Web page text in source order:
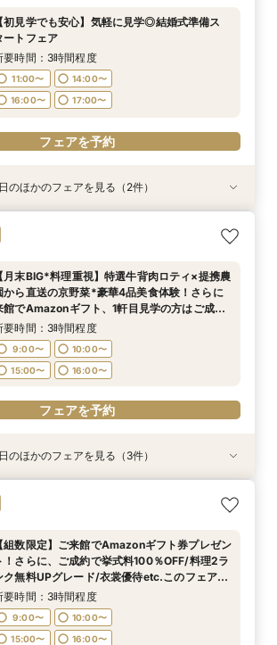
11:00〜
16:00〜
17:00〜
フェアを予約
所要時間：3時間程度
16:00〜
17:00〜
フェアを予約
【初見学でも安心】気軽に見学◎結婚式準備ス
ートフェア
要時間：3時間程度
11:00〜
14:00〜
16:00〜
17:00〜
フェアを予約
組数限定】ご来館でAmazonギフト券プレゼン
！さらに、ご成約で挙式料100％OFF/料理2ラ
定の特典付リニューアル記念フェア◎
所要時間：3時間程度
11:00〜
14:00〜
16:00〜
17:00〜
フェアを予約
少人数*おもてなし重視の方*必見】八坂の塔に
う挙式×実際のご婚礼料理ハーフコース試食で
所要時間：3時間程度
11:00〜
14:00〜
16:00〜
17:00〜
フェアを予約
のほかのフェアを見る（2件）
【月末BIG*料理重視】特選牛背肉ロティ×提携農
から直送の京野菜*豪華4品美食体験！さらに
館でAmazonギフト、1軒目見学の方はご成約
挙式料無料＆料理2ランクUP特典付◎
要時間：3時間程度
9:00〜
10:00〜
15:00〜
16:00〜
フェアを予約
初見学でも安心】気軽に見学OK！八坂の塔を
の前に仰ぐチャペルへの入場体験付*ハープや
広がる相談会。初めての見学にオススメ*結婚式
備スタートフェア◎
所要時間：3時間程度
9:00〜
10:00〜
15:00〜
16:00〜
フェアを予約
文化財を貸切】京都東山に佇む「旧三井邸」全
見学×「特選牛」や「八芳園伝統料理・祝い鯛
所要時間：3時間程度
9:00〜
10:00〜
15:00〜
16:00〜
フェアを予約
少人数*おもてなし重視の方*必見】八坂の塔に
う挙式×実際のご婚礼料理ハーフコース試食で
所要時間：3時間程度
9:00〜
10:00〜
15:00〜
16:00〜
フェアを予約
のほかのフェアを見る（3件）
【組数限定】ご来館でAmazonギフト券プレゼン
！さらに、ご成約で挙式料100％OFF/料理2ラ
ク無料UPグレード/衣裳優待etc.このフェア限
の特典付リニューアル記念フェア◎
要時間：3時間程度
9:00〜
10:00〜
15:00〜
16:00〜